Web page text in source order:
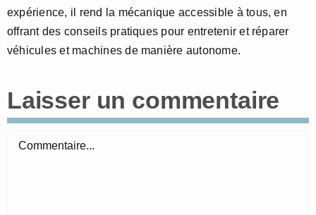
expérience, il rend la mécanique accessible à tous, en
offrant des conseils pratiques pour entretenir et réparer
véhicules et machines de manière autonome.
Laisser un commentaire
Commentaire